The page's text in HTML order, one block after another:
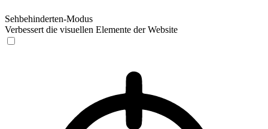
Sehbehinderten-Modus
Verbessert die visuellen Elemente der Website